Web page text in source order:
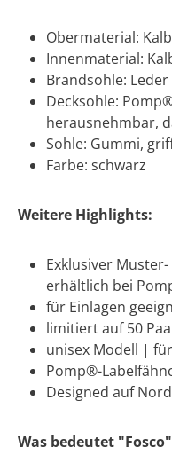
Obermaterial:
Innenmaterial:
Brandsohle: Leder
Decksohle:
herausnehmbar,
Sohle: Gummi,
Farbe: schwarz
Weitere Highlights:
Exklusiver
erhältlich bei
für Einlagen
limitiert auf 50
unisex Modell |
Pomp®-
Designed auf
Was bedeutet